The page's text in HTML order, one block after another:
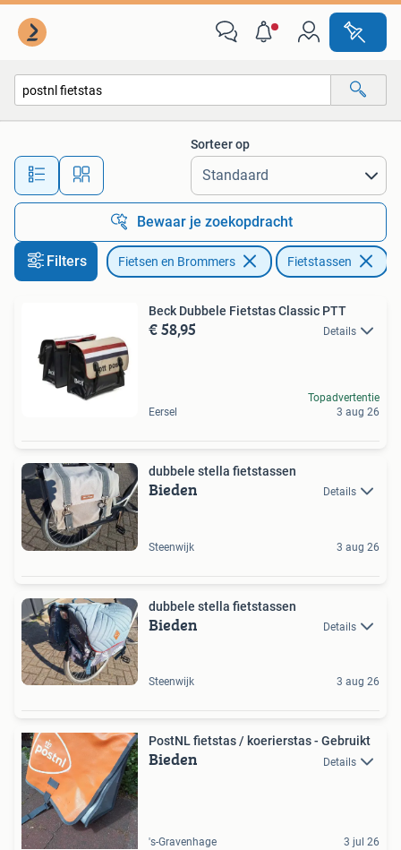
Alle afstanden…
Sorteer op
Bewaar je zoekopdracht
Filters Fietsen en Brommers Fietstassen
Beck Dubbele Fietstas Classic PTT
€ 58,95 Details
Eersel
Topadvertentie
3 aug 26
dubbele stella fietstassen
Bieden Details
Steenwijk 3 aug 26
dubbele stella fietstassen
Bieden Details
Steenwijk 3 aug 26
PostNL fietstas / koerierstas - Gebruikt
Bieden Details
's-Gravenhage 3 jul 26